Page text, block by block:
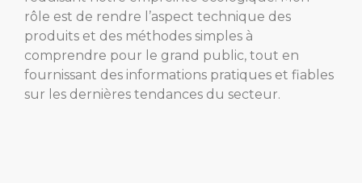
rôle est de rendre l’aspect technique des
produits et des méthodes simples à
comprendre pour le grand public, tout en
fournissant des informations pratiques et fiables
sur les dernières tendances du secteur.